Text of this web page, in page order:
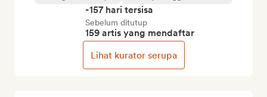
-157 hari tersisa
Sebelum ditutup
159 artis yang mendaftar
Lihat kurator serupa